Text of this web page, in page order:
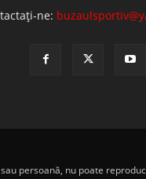
ne:
persoană, nu poate